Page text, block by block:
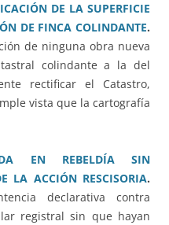
DE LA SUPERFICIE
DE FINCA COLINDANTE.
de ninguna obra nueva
colindante a la del
rectificar el Catastro,
vista que la cartografía
EN REBELDÍA SIN
LA ACCIÓN RESCISORIA.
declarativa contra
registral sin que hayan